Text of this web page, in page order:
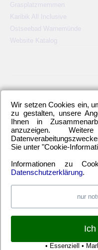
Grasplatzmemmen
Karibik All Inclusive
Ostseebad Warnemünde
Website Katalog
2. Bundesliga (148)
Bundesliga(445) DFB-
EM(21) Freundschaftsspiel
Relegationsspiel(4)
Anmelden Eintrags-Feed
Wir setzen Cookies ein,
zu gestalten, unsere
Ihnen in
anzuzeigen.
Sie unter "Cookie-
Informationen zu
Datenschutzerklärung.
nur
• Essenziell •